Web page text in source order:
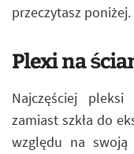
przeczytasz poniżej.
Plexi na
Najczęściej pleksi
zamiast szkła do
względu na swoją